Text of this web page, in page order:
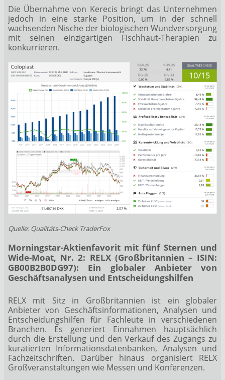
Die Übernahme von Kerecis bringt das Unternehmen
jedoch in eine starke Position, um in der schnell
wachsenden Nische der biologischen Wundversorgung
mit seinen einzigartigen Fischhaut-Therapien zu
konkurrieren.
Quelle: Qualitäts-Check TraderFox
Morningstar-Aktienfavorit mit fünf Sternen und
Wide-Moat, Nr. 2: RELX (Großbritannien – ISIN:
GB00B2B0DG97): Ein globaler Anbieter von
Geschäftsanalysen und Entscheidungshilfen
RELX mit Sitz in Großbritannien ist ein globaler
Anbieter von Geschäftsinformationen, Analysen und
Entscheidungshilfen für Fachleute in verschiedenen
Branchen. Es generiert Einnahmen hauptsächlich
durch die Erstellung und den Verkauf des Zugangs zu
kuratierten Informationsdatenbanken, Analysen und
Fachzeitschriften. Darüber hinaus organisiert RELX
Großveranstaltungen wie Messen und Konferenzen.